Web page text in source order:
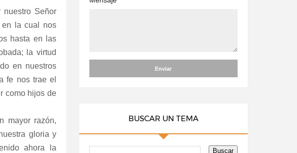
Señor
en la cual nos
hasta en las
la virtud
en nuestros
fe nos trae el
como hijos de
mayor razón,
gloria y
ahora la
BUSCAR UN TEMA